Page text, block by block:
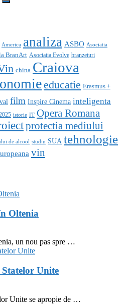
America analiza ASBO Asociatia
BranArt Asociatia Evolve branzeturi
china Craiova
educatie Erasmus +
film Inspire Cinema inteligenta
istorie IT Opera Romana
protectia mediului
de alcool studiu SUA tehnologie
vin
Oltenia
un nou pas spre …
Unite
Unite se apropie de …